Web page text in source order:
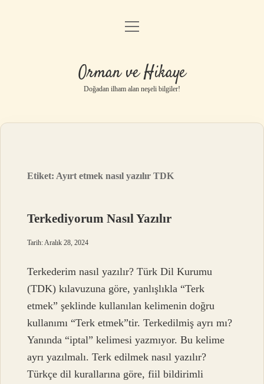
Anasayfa
Yasal Uyarı
menüyü
Orman ve Hikaye
Doğadan ilham alan neşeli bilgiler!
Etiket: Ayırt etmek nasıl yazılır TDK
Terkediyorum Nasıl Yazılır
Tarih: Aralık 28, 2024
Terkederim nasıl yazılır? Türk Dil Kurumu
(TDK) kılavuzuna göre, yanlışlıkla “Terk
etmek” şeklinde kullanılan kelimenin doğru
kullanımı “Terk etmek”tir. Terkedilmiş ayrı mı?
Yanında “iptal” kelimesi yazmıyor. Bu kelime
ayrı yazılmalı. Terk edilmek nasıl yazılır?
Türkçe dil kurallarına göre, fiil bildirimli